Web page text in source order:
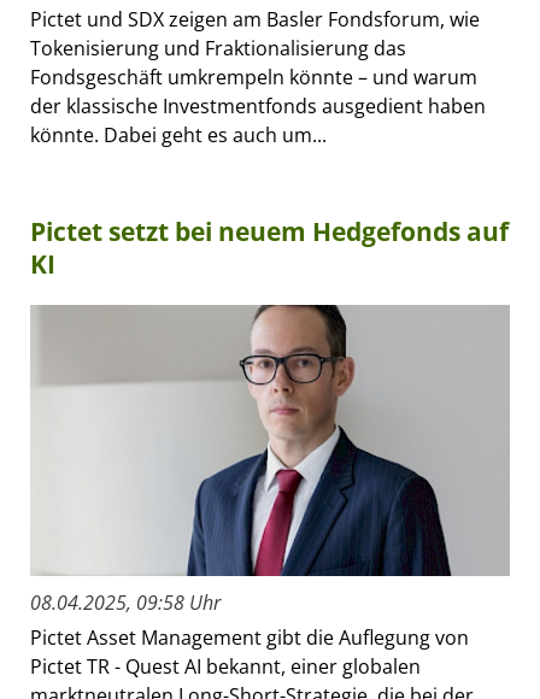
Pictet und SDX zeigen am Basler Fondsforum, wie
Tokenisierung und Fraktionalisierung das
Fondsgeschäft umkrempeln könnte – und warum
der klassische Investmentfonds ausgedient haben
könnte. Dabei geht es auch um...
Pictet setzt bei neuem Hedgefonds auf
KI
08.04.2025, 09:58 Uhr
Pictet Asset Management gibt die Auflegung von
Pictet TR - Quest AI bekannt, einer globalen